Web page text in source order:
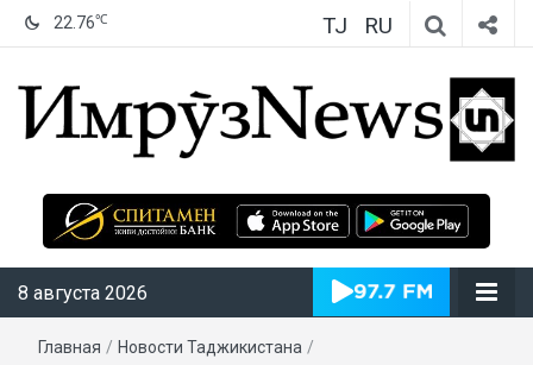
22.76℃ TJ RU
ИмрӯзNews
8 августа 2026
Главная / Новости Таджикистана /